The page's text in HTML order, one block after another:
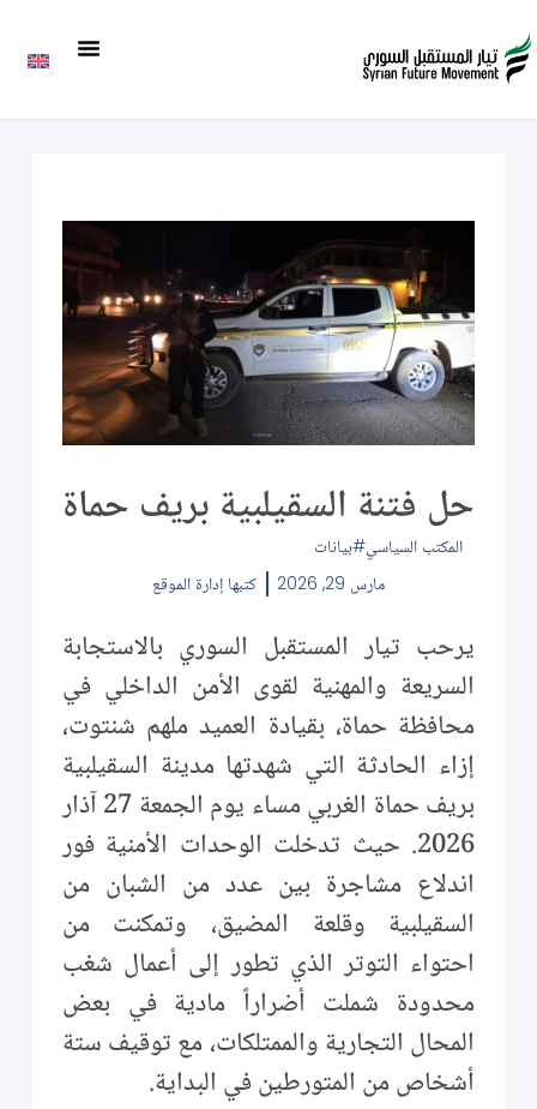
حل فتنة السقيلبية بريف حماة
المكتب السياسي بيانات
مارس 29, 2026
كتبها إدارة الموقع
يرحب تيار المستقبل السوري بالاستجابة
السريعة والمهنية لقوى الأمن الداخلي في
محافظة حماة، بقيادة العميد ملهم شنتوت،
إزاء الحادثة التي شهدتها مدينة السقيلبية
بريف حماة الغربي مساء يوم الجمعة 27 آذار
2026. حيث تدخلت الوحدات الأمنية فور
اندلاع مشاجرة بين عدد من الشبان من
السقيلبية وقلعة المضيق، وتمكنت من
احتواء التوتر الذي تطور إلى أعمال شغب
محدودة شملت أضراراً مادية في بعض
المحال التجارية والممتلكات، مع توقيف ستة
أشخاص من المتورطين في البداية.